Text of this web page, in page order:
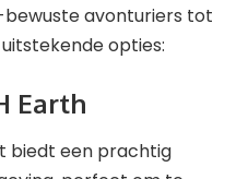
avonturiers tot
opties:
Earth
biedt een prachtig